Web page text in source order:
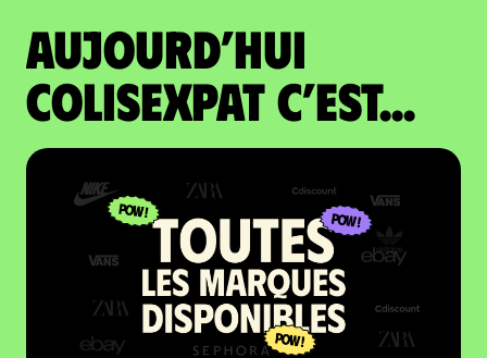
Aujourd’hui
colisexpat c’est...